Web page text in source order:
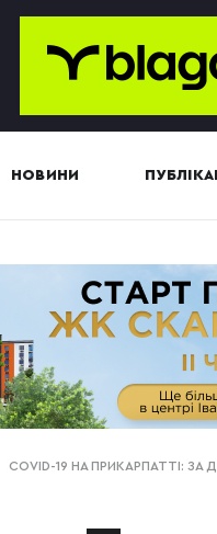
НОВИНИ
COVID-19 НА ПРИКАРПАТТІ: